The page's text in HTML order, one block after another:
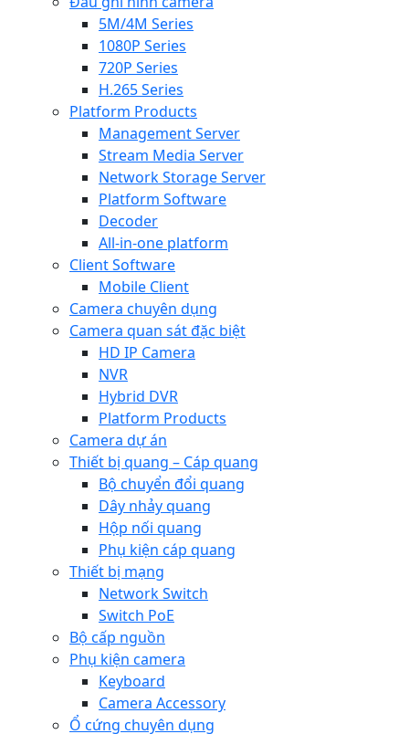
5M/4M Series
1080P Series
720P Series
H.265 Series
Platform Products
Management Server
Stream Media Server
Network Storage Server
Platform Software
Decoder
All-in-one platform
Client Software
Mobile Client
Camera chuyên dụng
Camera quan sát đặc biệt
HD IP Camera
NVR
Hybrid DVR
Platform Products
Camera dự án
Thiết bị quang – Cáp quang
Bộ chuyển đổi quang
Dây nhảy quang
Hộp nối quang
Phụ kiện cáp quang
Thiết bị mạng
Network Switch
Switch PoE
Bộ cấp nguồn
Phụ kiện camera
Keyboard
Camera Accessory
Ổ cứng chuyên dụng